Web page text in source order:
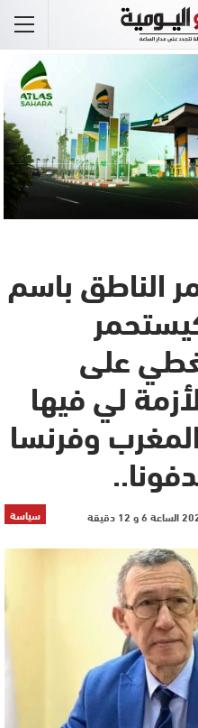
الناطق باسم
على
لي فيها
وفرنسا
سياسة